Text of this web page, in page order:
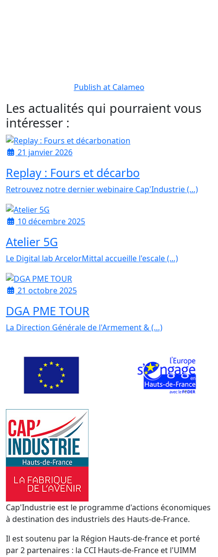
Publish at Calameo
Les actualités qui pourraient vous
intéresser :
21 janvier 2026
Replay : Fours et décarbo
Retrouvez notre dernier webinaire Cap'Industrie (…)
10 décembre 2025
Atelier 5G
Le Digital lab ArcelorMittal accueille l'escale (…)
21 octobre 2025
DGA PME TOUR
La Direction Générale de l'Armement & (…)
Cap'Industrie est le programme d'actions économiques
à destination des industriels des Hauts-de-France.
Il est soutenu par la Région Hauts-de-france et porté
par 2 partenaires : la CCI Hauts-de-France et l'UIMM